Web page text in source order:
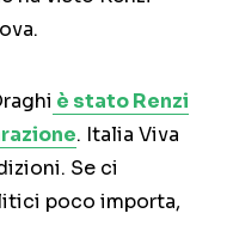
è stato Renzi
. Italia Viva
Se ci
poco importa,